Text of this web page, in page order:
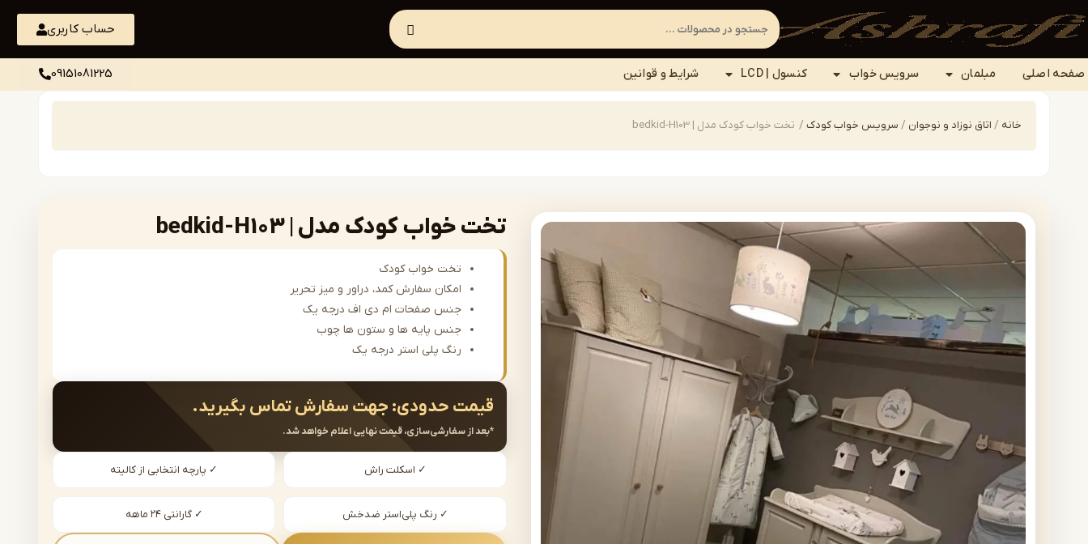
حساب کاربری
صفحه اصلی مبلمان سرویس خواب کنسول | LCD شرایط و قوانین 09151081225
خانه / اتاق نوزاد و نوجوان / سرویس خواب کودک / تخت خواب کودک مدل | bedkid-H103
تخت خواب کودک مدل | bedkid-H103
تخت خواب کودک
امکان سفارش کمد، دراور و میز تحریر
جنس صفحات ام دی اف درجه یک
جنس پایه ها و ستون ها چوب
رنگ پلی استر درجه یک
قیمت حدودی: جهت سفارش تماس بگیرید.
*بعد از سفارشی‌سازی، قیمت نهایی اعلام خواهد شد.
✓ اسکلت راش ✓ پارچه انتخابی از کالیته
✓ رنگ پلی‌استر ضدخش ✓ گارانتی ۲۴ ماهه